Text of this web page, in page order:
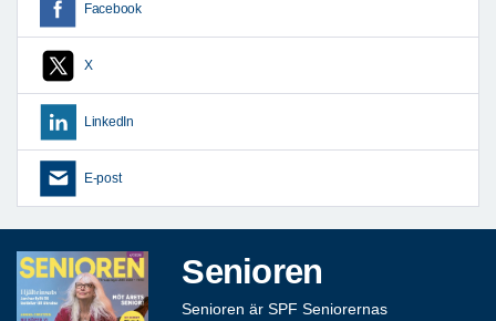
Facebook
X
LinkedIn
E-post
Senioren
Senioren är SPF Seniorernas